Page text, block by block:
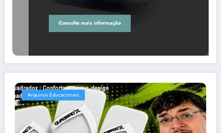
Consulte mais informação
Arquivos Educacionais